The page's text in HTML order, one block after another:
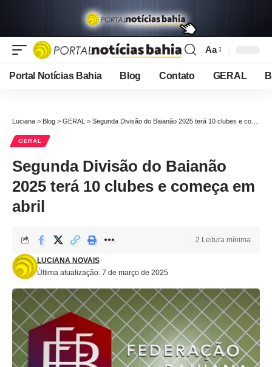
Font
Resizer
Aa
Portal Notícias Bahia Blog Contato GERAL
Luciana > Blog > GERAL > Segunda Divisão do Baianão 2025 terá 10 clubes e começa em abril
GERAL
Segunda Divisão do Baianão
2025 terá 10 clubes e começa em
abril
Última atualização: 7 de março de 2025
LUCIANA NOVAIS
2 Leitura mínima